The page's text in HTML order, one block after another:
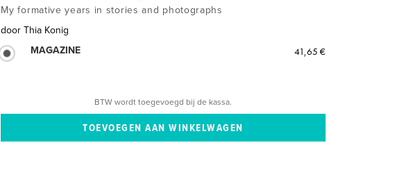
My formative years in stories and photographs
door Thia Konig
MAGAZINE
41,65 €
BTW wordt toegevoegd bij de kassa.